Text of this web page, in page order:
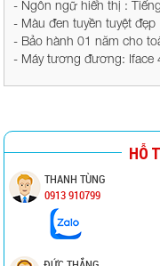
- Ngôn ngữ hiển thị :
- Màu đen tuyền tuyệt đẹp
- Bảo hành 01 năm cho
- Máy tương đương: Iface
HỖ
THANH TÙNG
0913 910799